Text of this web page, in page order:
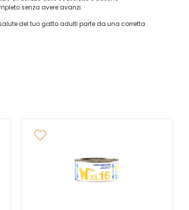
senza avere avanzi.
del tuo gatto adulti parte da una corretta